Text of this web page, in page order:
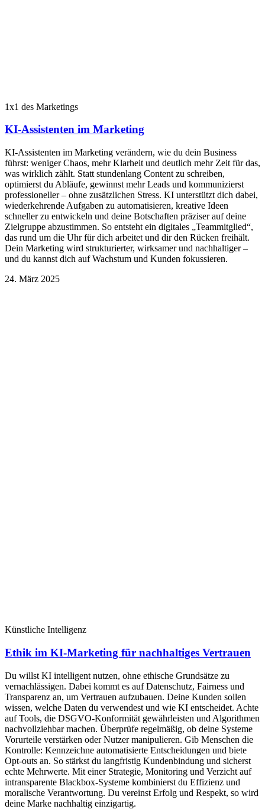
1x1 des Marketings
KI-Assistenten im Marketing
KI-Assistenten im Marketing verändern, wie du dein Business
führst: weniger Chaos, mehr Klarheit und deutlich mehr Zeit für das,
was wirklich zählt. Statt stundenlang Content zu schreiben,
optimierst du Abläufe, gewinnst mehr Leads und kommunizierst
professioneller – ohne zusätzlichen Stress. KI unterstützt dich dabei,
wiederkehrende Aufgaben zu automatisieren, kreative Ideen
schneller zu entwickeln und deine Botschaften präziser auf deine
Zielgruppe abzustimmen. So entsteht ein digitales „Teammitglied“,
das rund um die Uhr für dich arbeitet und dir den Rücken freihält.
Dein Marketing wird strukturierter, wirksamer und nachhaltiger –
und du kannst dich auf Wachstum und Kunden fokussieren.
24. März 2025
Künstliche Intelligenz
Ethik im KI-Marketing für nachhaltiges Vertrauen
Du willst KI intelligent nutzen, ohne ethische Grundsätze zu
vernachlässigen. Dabei kommt es auf Datenschutz, Fairness und
Transparenz an, um Vertrauen aufzubauen. Deine Kunden sollen
wissen, welche Daten du verwendest und wie KI entscheidet. Achte
auf Tools, die DSGVO-Konformität gewährleisten und Algorithmen
nachvollziehbar machen. Überprüfe regelmäßig, ob deine Systeme
Vorurteile verstärken oder Nutzer manipulieren. Gib Menschen die
Kontrolle: Kennzeichne automatisierte Entscheidungen und biete
Opt-outs an. So stärkst du langfristig Kundenbindung und sicherst
echte Mehrwerte. Mit einer Strategie, Monitoring und Verzicht auf
intransparente Blackbox-Systeme kombinierst du Effizienz und
moralische Verantwortung. Du vereinst Erfolg und Respekt, so wird
deine Marke nachhaltig einzigartig.